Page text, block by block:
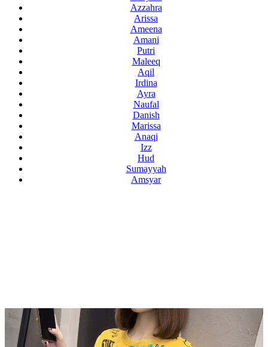
Azzahra
Arissa
Ameena
Amani
Putri
Maleeq
Aqil
Irdina
Ayra
Naufal
Danish
Marissa
Anaqi
Izz
Hud
Sumayyah
Amsyar